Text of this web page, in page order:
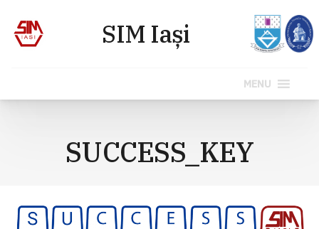
MENU
SUCCESS_KEY